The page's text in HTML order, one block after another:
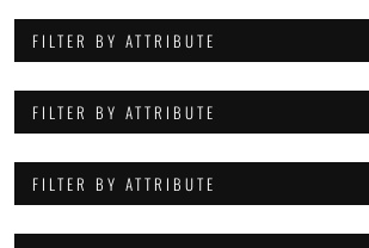
FILTER BY ATTRIBUTE
FILTER BY ATTRIBUTE
FILTER BY ATTRIBUTE